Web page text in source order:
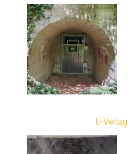
U-